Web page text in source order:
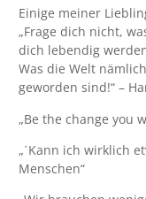
Einige meiner
„Frage dich nicht,
dich lebendig
Was die Welt
geworden sind!“ –
„Be the change you
„ˋKann ich wirklich
Menschen“